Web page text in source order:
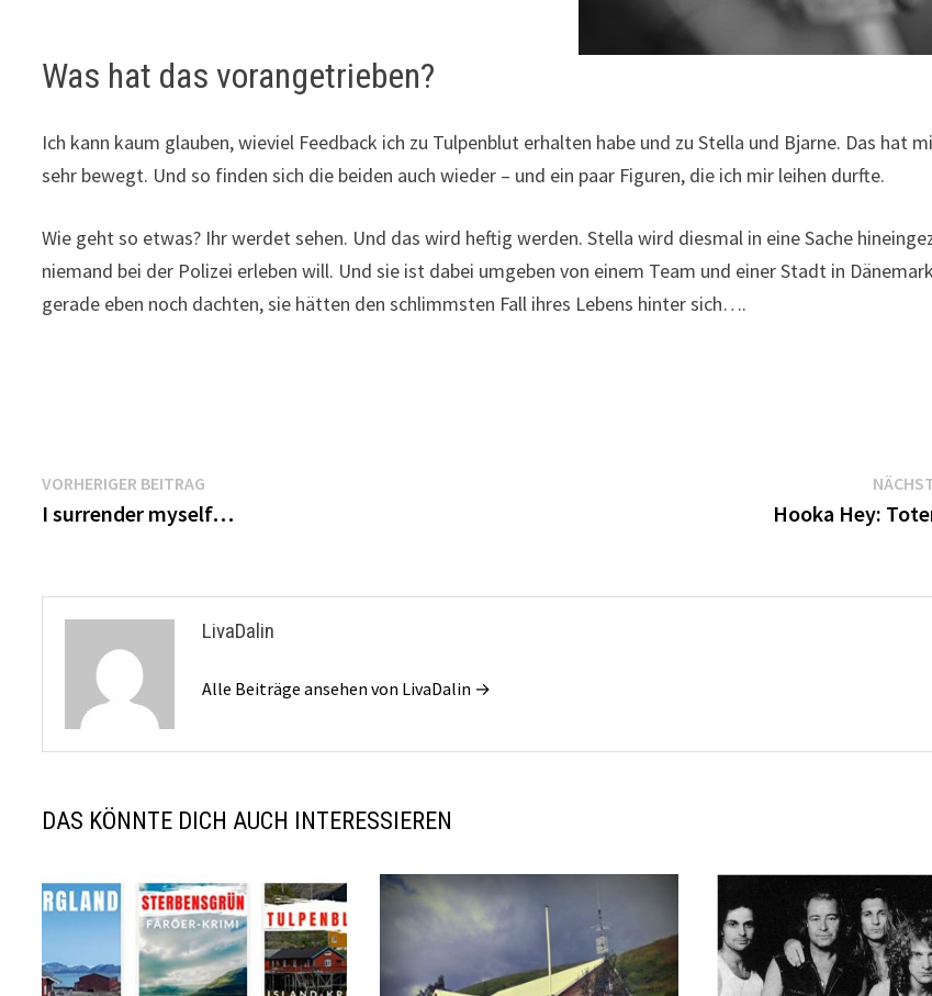
Was hat das vorangetrieben?
Ich kann kaum glauben, wieviel Feedback ich zu Tulpenblut erhalten habe und zu Stella und Bjarne. Das hat
sehr bewegt. Und so finden sich die beiden auch wieder – und ein paar Figuren, die ich mir leihen durfte.
Wie geht so etwas? Ihr werdet sehen. Und das wird heftig werden. Stella wird diesmal in eine Sache
niemand bei der Polizei erleben will. Und sie ist dabei umgeben von einem Team und einer Stadt in
gerade eben noch dachten, sie hätten den schlimmsten Fall ihres Lebens hinter sich….
Beitragsnavigation
VORHERIGER BEITRAG
Beitrag:
I surrender myself… Hooka Hey:
LivaDalin
Alle Beiträge ansehen von LivaDalin →
DAS KÖNNTE DICH AUCH INTERESSIEREN